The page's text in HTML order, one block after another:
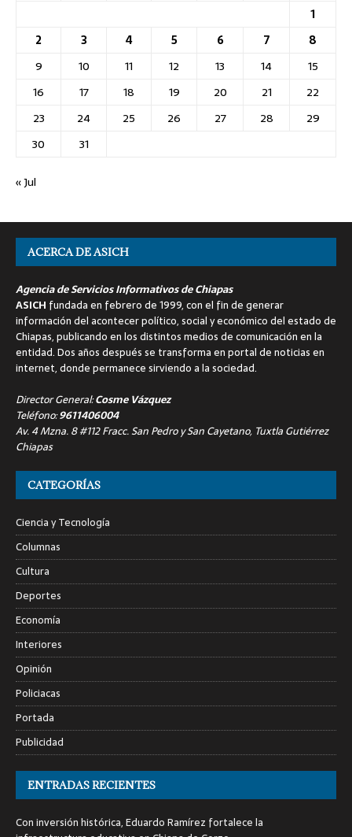
1
2
3 4 5 6 7
8
9
10 11 12 13 14
15
16
17 18 19 20 21
22
23
24 25 26 27 28
29
30
31
« Jul
ACERCA DE ASICH
Agencia de Servicios Informativos de Chiapas
ASICH fundada en febrero de 1999, con el fin de generar
información del acontecer político, social y económico del estado de
Chiapas, publicando en los distintos medios de comunicación en la
entidad. Dos años después se transforma en portal de noticias en
internet, donde permanece sirviendo a la sociedad.
Director General:Cosme Vázquez
Teléfono:9611406004
Av. 4 Mzna. 8 #112 Fracc. San Pedro y San Cayetano, Tuxtla Gutiérrez
Chiapas
CATEGORÍAS
Ciencia y Tecnología
Columnas
Cultura
Deportes
Economía
Interiores
Opinión
Policiacas
Portada
Publicidad
ENTRADAS RECIENTES
Con inversión histórica, Eduardo Ramírez fortalece la